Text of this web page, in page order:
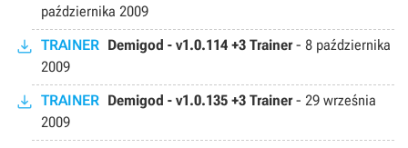
października 2009
TRAINER Demigod - v1.0.114 +3 Trainer- 8 października
2009
TRAINER Demigod - v1.0.135 +3 Trainer- 29 września
2009